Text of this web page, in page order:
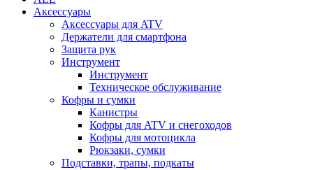
Аксессуары
Аксессуары для ATV
Держатели для смартфона
Защита рук
Инструмент
Инструмент
Техническое обслуживание
Кофры и сумки
Канистры
Кофры для ATV и снегоходов
Кофры для мотоцикла
Рюкзаки, сумки
Подставки, трапы, подкаты